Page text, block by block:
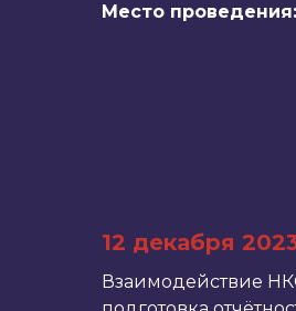
Место проведения:
12 декабря
Взаимодействие